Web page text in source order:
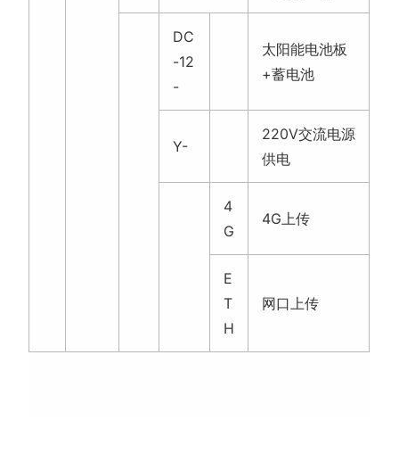
DC
-12
-
太阳能电池板
+蓄电池
Y-
220V交流电源
供电
4
G
4G上传
E
T
H
网口上传